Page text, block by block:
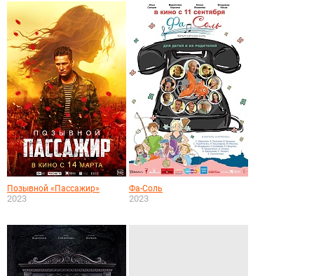
Позывной «Пассажир»
2023
Фа-Соль
2023